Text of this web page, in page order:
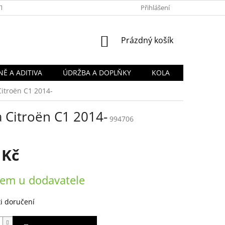
PODMÍNKY OCHRANY OSOBNÍCH
Přihlášení
NÁKUPNÍ
Prázdný košík
A ADITIVA ÚDRŽBA A DOPLŇKY
KOLA
C1 2014-
C1 2014- 994706
u dodavatele
doručení